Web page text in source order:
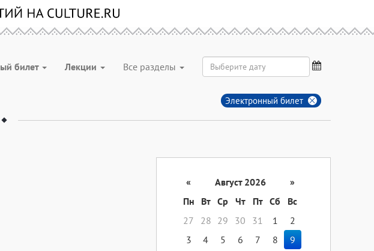
билет Лекции Все разделы
Электронный билет
« Август 2026
»
Пн
Вт Ср Чт Пт Сб
Вс
27
28 29 30 31 1
2
3
4 5 6 7 8
9